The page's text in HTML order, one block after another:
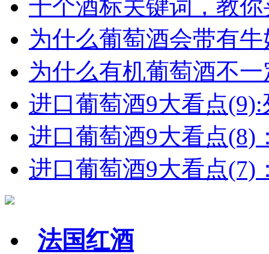
十个酒标关键词，教
为什么葡萄酒会带有
为什么有机葡萄酒不
进口葡萄酒9大看点(9):
进口葡萄酒9大看点(8)
进口葡萄酒9大看点(7)
法国红酒